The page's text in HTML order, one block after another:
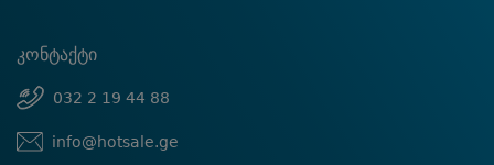
კონტაქტი
032 2 19 44 88
info@hotsale.ge